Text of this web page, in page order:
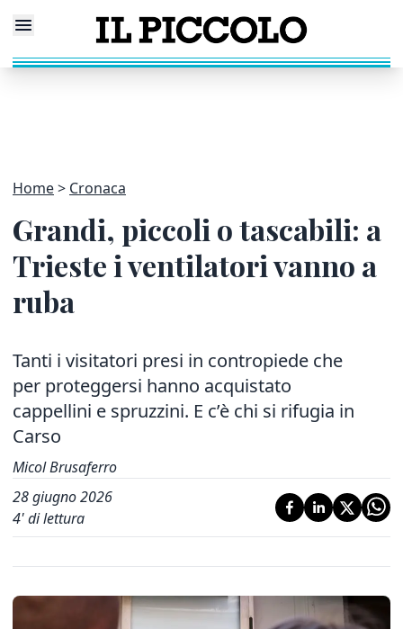
Home Cronaca
Grandi, piccoli o tascabili: a
Trieste i ventilatori vanno a
ruba
Tanti i visitatori presi in contropiede che
per proteggersi hanno acquistato
cappellini e spruzzini. E c’è chi si rifugia in
Carso
Micol Brusaferro
28 giugno 2026
4' di lettura